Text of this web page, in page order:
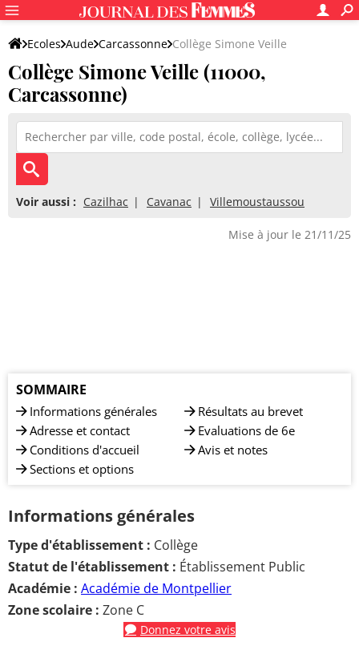
Ecoles Aude Carcassonne Collège Simone Veille
Collège Simone Veille (11000,
Carcassonne)
Voir aussi : Cazilhac Cavanac Villemoustaussou
Mise à jour le 21/11/25
SOMMAIRE
Informations générales
Adresse et contact
Conditions d'accueil
Sections et options
Résultats au brevet
Evaluations de 6e
Avis et notes
Informations générales
Type d'établissement : Collège
Statut de l'établissement : Établissement Public
Académie : Académie de Montpellier
Zone scolaire : Zone C
Donnez votre avis